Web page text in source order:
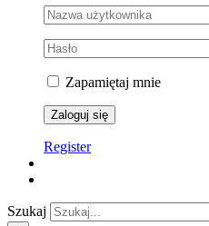
Zapamiętaj mnie
Register
Szukaj